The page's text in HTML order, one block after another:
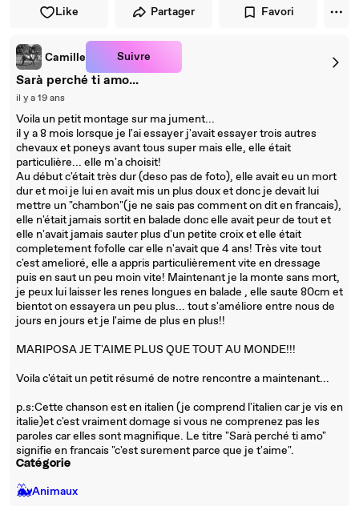
Like Partager Favori
Camille Suivre
Sarà perché ti amo...
il y a 19 ans
Voila un petit montage sur ma jument...
il y a 8 mois lorsque je l'ai essayer j'avait essayer trois autres
chevaux et poneys avant tous super mais elle, elle était
particulière... elle m'a choisit!
Au début c'était très dur (deso pas de foto), elle avait eu un mort
dur et moi je lui en avait mis un plus doux et donc je devait lui
mettre un "chambon"(je ne sais pas comment on dit en francais),
elle n'était jamais sortit en balade donc elle avait peur de tout et
elle n'avait jamais sauter plus d'un petite croix et elle était
completement fofolle car elle n'avait que 4 ans! Très vite tout
c'est amelioré, elle a appris particulièrement vite en dressage
puis en saut un peu moin vite! Maintenant je la monte sans mort,
je peux lui laisser les renes longues en balade , elle saute 80cm et
bientot on essayera un peu plus... tout s'améliore entre nous de
jours en jours et je l'aime de plus en plus!!
MARIPOSA JE T'AIME PLUS QUE TOUT AU MONDE!!!
Voila c'était un petit résumé de notre rencontre a maintenant...
p.s:Cette chanson est en italien (je comprend l'italien car je vis en
italie)et c'est vraiment domage si vous ne comprenez pas les
paroles car elles sont magnifique. Le titre "Sarà perché ti amo"
signifie en francais "c'est surement parce que je t'aime".
Catégorie
🐳Animaux